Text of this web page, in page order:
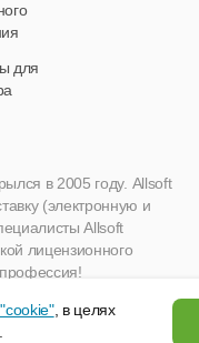
для
в 2005 году. Allsoft
(электронную и
Allsoft
лицензионного
, в целях